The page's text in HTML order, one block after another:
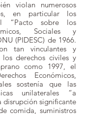
violan numerosos
en particular los
“Pacto sobre los
Sociales y
(PIDESC) de 1966.
tan vinculantes y
derechos civiles y
como 1997, el
Económicos,
sostenía que las
unilaterales “a
disrupción significante
comida, suministros